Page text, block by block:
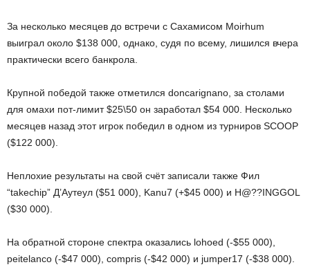
За несколько месяцев до встречи с Сахамисом Moirhum
выиграл около $138 000, однако, судя по всему, лишился вчера
практически всего банкрола.
Крупной победой также отметился doncarignano, за столами
для омахи пот-лимит $25\50 он заработал $54 000. Несколько
месяцев назад этот игрок победил в одном из турниров SCOOP
($122 000).
Неплохие результаты на свой счёт записали также Фил
“takechip” Д’Аутеул ($51 000), Kanu7 (+$45 000) и H@??INGGOL
($30 000).
На обратной стороне спектра оказались lohoed (-$55 000),
peitelanco (-$47 000), compris (-$42 000) и jumper17 (-$38 000).